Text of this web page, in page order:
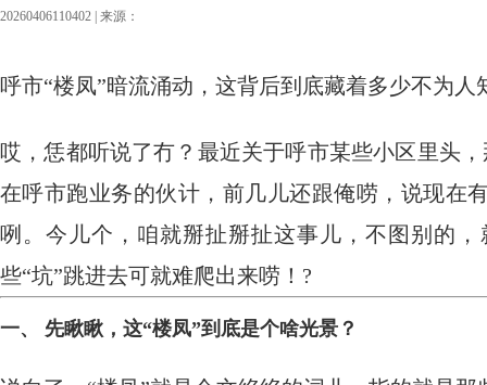
20260406110402 | 来源：
呼市“楼凤”暗流涌动，这背后到底藏着多少不为人
哎，恁都听说了冇？最近关于呼市某些小区里头
在呼市跑业务的伙计，前几儿还跟俺唠，说现在
咧。今儿个，咱就掰扯掰扯这事儿，不图别的
些“坑”跳进去可就难爬出来唠！?️
一、 先瞅瞅，这“楼凤”到底是个啥光景？